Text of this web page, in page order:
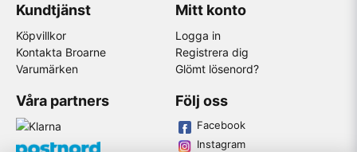
Kundtjänst
Köpvillkor
Kontakta Broarne
Varumärken
Mitt konto
Logga in
Registrera dig
Glömt lösenord?
Våra partners Följ oss
Facebook
Instagram